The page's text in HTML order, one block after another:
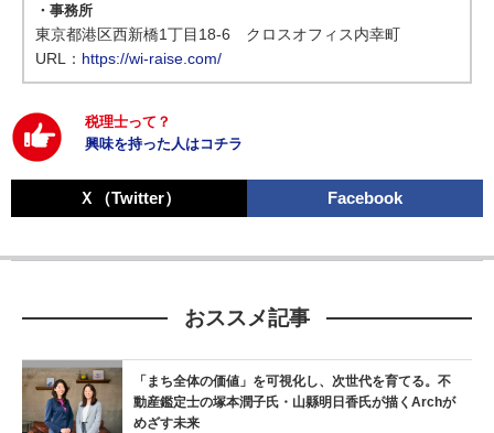
・事務所
東京都港区西新橋1丁目18-6 クロスオフィス内幸町
URL： https://wi-raise.com/
税理士って？
興味を持った人はコチラ
Ｘ（Twitter） Facebook
おススメ記事
「まち全体の価値」を可視化し、次世代を育てる。不
動産鑑定士の塚本潤子氏・山縣明日香氏が描くArchが
めざす未来